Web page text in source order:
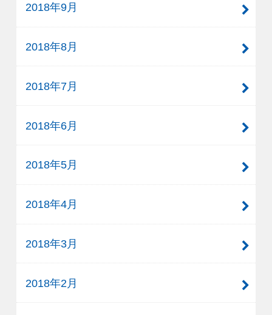
2018年9月
2018年8月
2018年7月
2018年6月
2018年5月
2018年4月
2018年3月
2018年2月